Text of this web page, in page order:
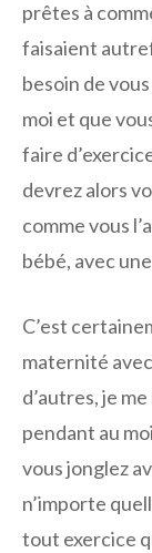
prêtes à
faisaient
besoin de
moi et que
faire
devrez alors
comme vous
bébé, avec
C’est
maternité
d’autres, je
pendant au
vous jonglez
n’importe
tout exercice